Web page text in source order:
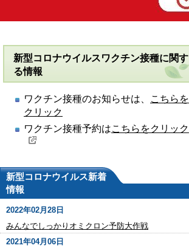
新型コロナウイルスワクチン接種に関す
る情報
ワクチン接種のお知らせは、
こちらを
クリック
ワクチン接種予約はこちらをクリック
新型コロナウイルス新着
情報
2022年02月28日
みんなでしっかりオミクロン予防大作戦
2021年04月06日